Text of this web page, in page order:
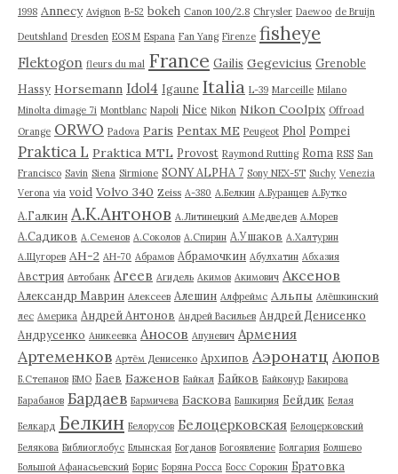
1998 Annecy Avignon B-52 bokeh Canon 100/2.8 Chrysler Daewoo de Bruijn
Deutshland Dresden EOS M Espana Fan Yang Firenze fisheye
Flektogon fleurs du mal France Gailis Gegevicius Grenoble
Hassy Horsemann Idol4 Igaune Italia L-39 Marceille Milano
Minolta dimage 7i Montblanc Napoli Nice Nikon Nikon Coolpix Offroad
Orange ORWO Padova Paris Pentax ME Peugeot Phol Pompei
Praktica L Praktica MTL Provost Raymond Rutting Roma RSS San
Francisco Savin Siena Sirmione SONY ALPHA 7 Sony NEX-5T Suchy Venezia
Verona via void Volvo 340 Zeiss А-380 А.Белкин А.Буранцев А.Бутко
А.Галкин А.К.Антонов А.Литинецкий А.Медведев А.Морев
А.Садиков А.Семенов А.Соколов А.Спирин А.Ушаков А.Халтурин
А.Щугорев АН-2 АН-70 Абрамов Абрамочкин Абулхатин Абхазия
Австрия Автобанк Агеев Агидель Акимов Акимович Аксенов
Александр Маврин Алексеев Алешин Алфреймс Альпы Алёшкинский
лес Америка Андрей Антонов Андрей Васильев Андрей Денисенко
Андрусенко Аникеевка Аносов Апуневич Армения
Артеменков Артём Денисенко Архипов Аэронатц Аюпов
Б.Степанов БМО Баев Баженов Байкал Байков Байконур Бакирова
Барабанов Бардаев Бармичева Баскова Башкирия Бейдик Белая
Белкард Белкин Белорусов Белоцерковская Белоцерковский
Белякова Библиоглобус Блынская Богданов Богоявление Болгария Болшево
Большой Афанасьевский Борис Боряна Росса Босс Сорокин Братовка